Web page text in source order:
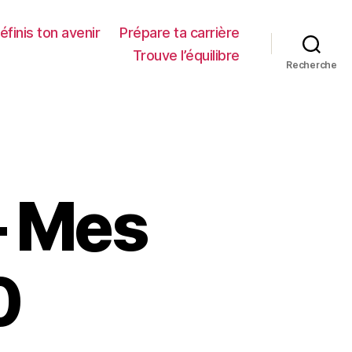
ton avenir
Prépare ta carrière
Trouve l’équilibre
Recherche
Mes